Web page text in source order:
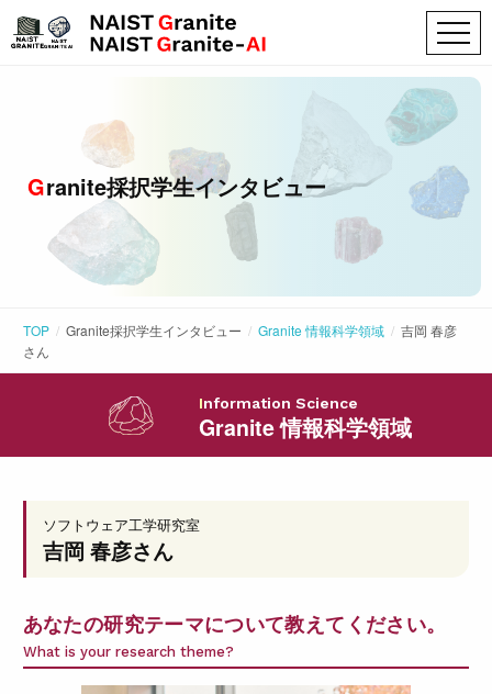
Granite採択学生インタビュー
TOP Granite採択学生インタビュー Granite 情報科学領域
吉岡 春彦
さん
Information Science
Granite 情報科学領域
ソフトウェア工学研究室
吉岡 春彦さん
あなたの研究テーマについて教えてください。
What is your research theme?